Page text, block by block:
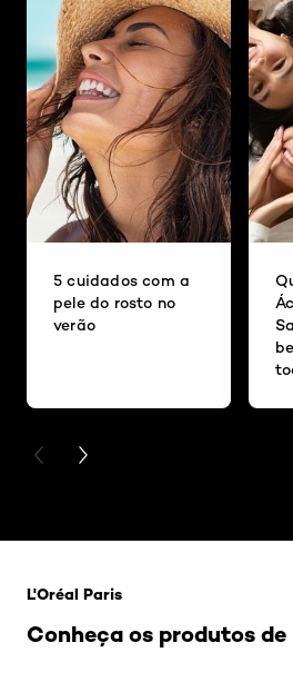
5 cuidados com a
pele do rosto no
verão
PREVIOUS CARD
NEXT CARD
Conheça os produtos de
L'Oréal Paris